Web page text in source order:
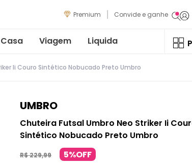
Premium Convide e ganhe
Casa Viagem Liquida
Ii Couro Sintético Nobucado Preto Umbro
UMBRO
Chuteira Futsal Umbro Neo Striker Ii
Sintético Nobucado Preto Umbro
R$229,99 5%OFF